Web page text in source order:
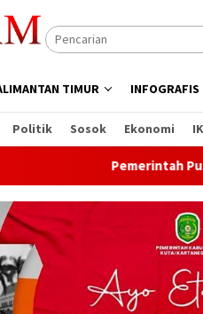
TIMUR INFOGRAFIS
Politik Sosok Ekonomi
Pemerintah Pusat